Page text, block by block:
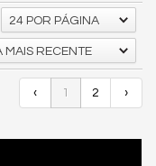
24 POR PÁGINA
MAIS RECENTE
‹ 1 2
›